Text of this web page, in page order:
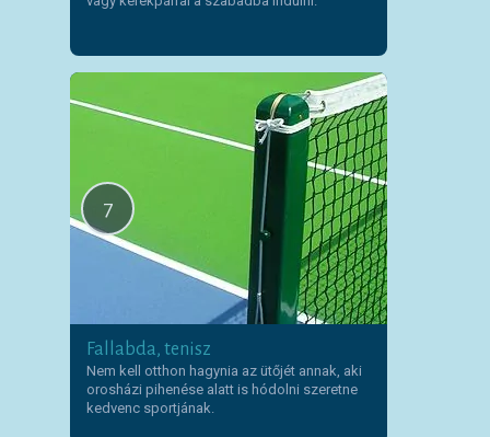
7
Fallabda, tenisz
Nem kell otthon hagynia az ütőjét annak, aki
orosházi pihenése alatt is hódolni szeretne
kedvenc sportjának.